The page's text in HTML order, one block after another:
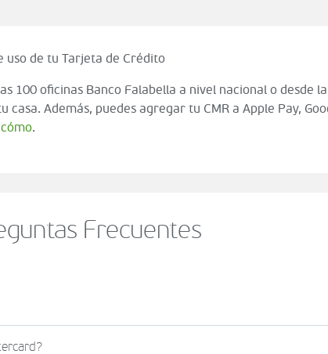
uso de tu Tarjeta de Crédito
100 oficinas Banco Falabella a nivel nacional o desde la
Además, puedes agregar tu CMR a Apple Pay,
.
Frecuentes